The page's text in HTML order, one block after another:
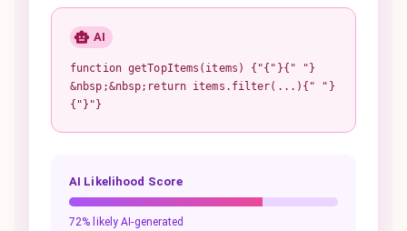
AI
function getTopItems(items) {"{"}{" "}
&nbsp;&nbsp;return items.filter(...){" "}
{"}"}
AI Likelihood Score
72% likely AI-generated